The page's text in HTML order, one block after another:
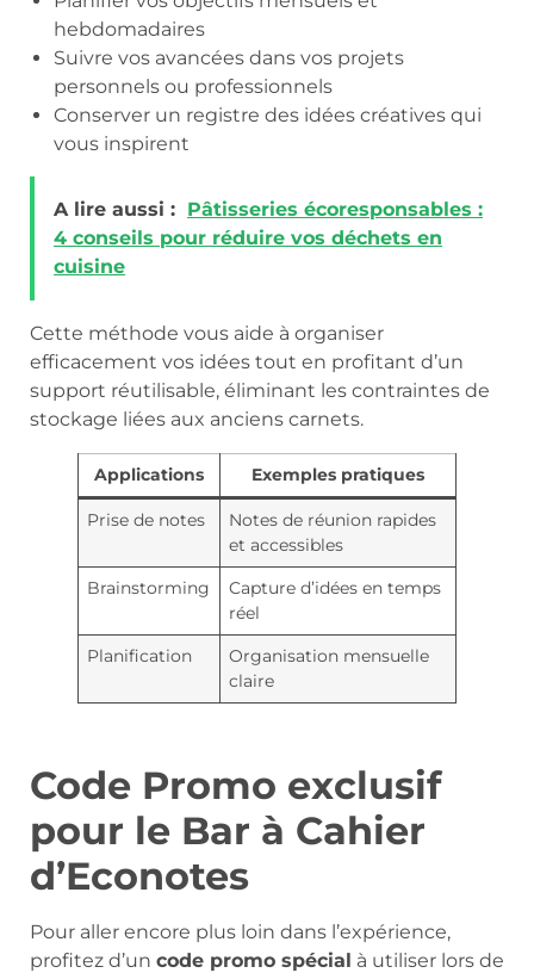
hebdomadaires
Suivre vos avancées dans vos projets
personnels ou professionnels
Conserver un registre des idées créatives qui
vous inspirent
A lire aussi : Pâtisseries écoresponsables :
4 conseils pour réduire vos déchets en
cuisine
Cette méthode vous aide à organiser
efficacement vos idées tout en profitant d’un
support réutilisable, éliminant les contraintes de
stockage liées aux anciens carnets.
Applications Exemples pratiques
Prise de notes
Notes de réunion rapides
et accessibles
Brainstorming
Capture d’idées en temps
réel
Planification
Organisation mensuelle
claire
Code Promo exclusif
pour le Bar à Cahier
d’Econotes
Pour aller encore plus loin dans l’expérience,
profitez d’un code promo spécial à utiliser lors de